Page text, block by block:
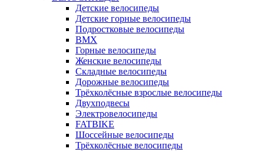
Детские велосипеды
Детские горные велосипеды
Подростковые велосипеды
BMX
Горные велосипеды
Женские велосипеды
Складные велосипеды
Дорожные велосипеды
Трёхколёсные взрослые велосипеды
Двухподвесы
Электровелосипеды
FATBIKE
Шоссейные велосипеды
Трёхколёсные велосипеды